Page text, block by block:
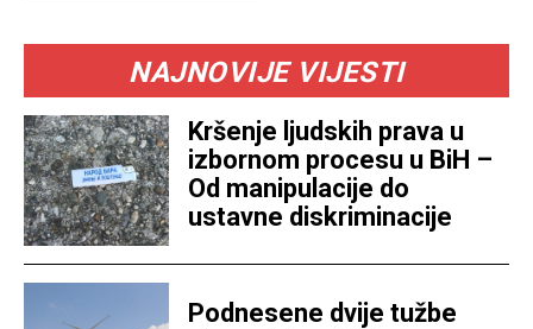
NAJNOVIJE VIJESTI
Kršenje ljudskih prava u
izbornom procesu u BiH –
Od manipulacije do
ustavne diskriminacije
Podnesene dvije tužbe